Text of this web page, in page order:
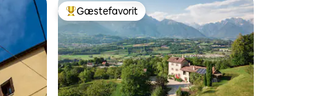
Bedste gæstefavorit
Gæstefavorit